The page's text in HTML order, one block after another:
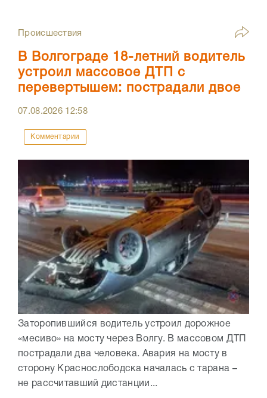
Происшествия
В Волгограде 18-летний водитель
устроил массовое ДТП с
перевертышем: пострадали двое
07.08.2026 12:58
Комментарии
Заторопившийся водитель устроил дорожное
«месиво» на мосту через Волгу. В массовом ДТП
пострадали два человека. Авария на мосту в
сторону Краснослободска началась с тарана –
не рассчитавший дистанции...